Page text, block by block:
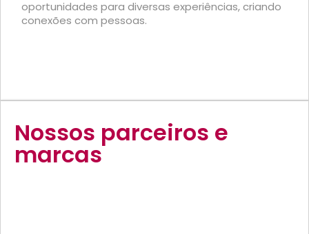
oportunidades para diversas experiências, criando
conexões com pessoas.
Nossos parceiros e
marcas